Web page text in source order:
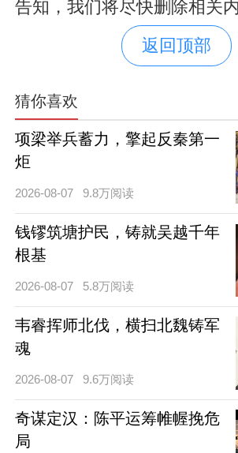
告知，我们将尽快删除相关内
返回顶部
猜你喜欢
项梁举兵蓄力，擎起反秦第一
炬
2026-08-07 9.8万阅读
钱镠筑塘护民，铸就吴越千年
根基
2026-08-07 5.8万阅读
韦睿挥师北伐，横扫北魏铸军
魂
2026-08-07 9.6万阅读
奇谋定汉：陈平运筹帷幄挽危
局